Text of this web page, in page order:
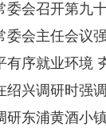
委会召开第九
委会主任会议
有序就业环境
绍兴调研时强
研东浦黄酒小